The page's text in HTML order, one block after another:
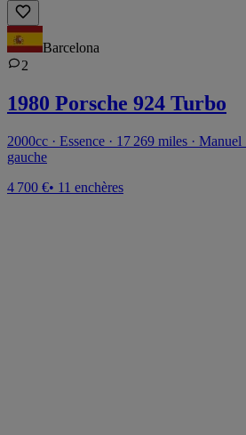
Barcelona
2
1980 Porsche 924 Turbo
2000cc · Essence · 17 269 miles · Manuel
gauche
4 700 €• 11 enchères